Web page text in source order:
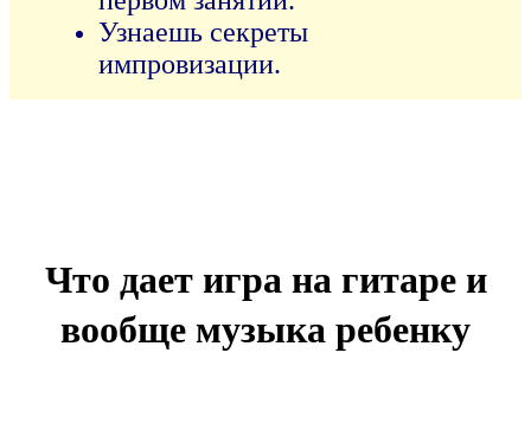
Узнаешь секреты
импровизации.
Что дает игра на гитаре и
вообще музыка ребенку